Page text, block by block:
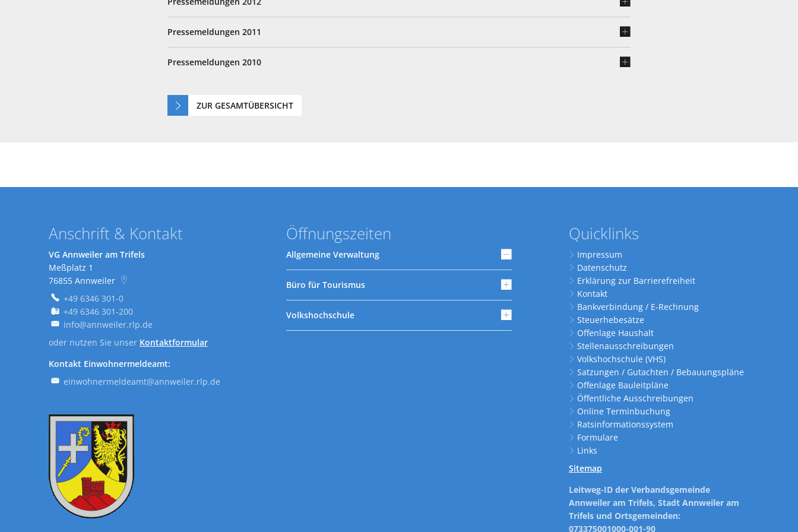
Pressemeldungen 2011
Pressemeldungen 2010
ZUR GESAMTÜBERSICHT
Anschrift & Kontakt
VG Annweiler am Trifels
Meßplatz 1
76855 Annweiler
+49 6346 301-0
+49 6346 301-200
info@annweiler.rlp.de
oder nutzen Sie unser Kontaktformular
Kontakt Einwohnermeldeamt:
einwohnermeldeamt@annweiler.rlp.de
Öffnungszeiten
Allgemeine Verwaltung
Büro für Tourismus
Volkshochschule
Quicklinks
Impressum
Datenschutz
Erklärung zur Barrierefreiheit
Kontakt
Bankverbindung / E-Rechnung
Steuerhebesätze
Offenlage Haushalt
Stellenausschreibungen
Volkshochschule (VHS)
Satzungen / Gutachten / Bebauungspläne
Offenlage Bauleitpläne
Öffentliche Ausschreibungen
Online Terminbuchung
Ratsinformationssystem
Formulare
Links
Sitemap
Leitweg-ID der Verbandsgemeinde
Annweiler am Trifels, Stadt Annweiler am
Trifels und Ortsgemeinden:
073375001000-001-90